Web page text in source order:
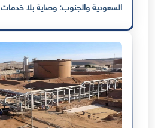
السعودية والجنوب: وصاية بلا خدمات